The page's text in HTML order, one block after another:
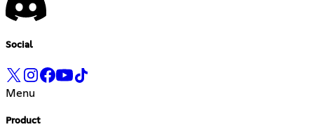
Social
Menu
Product